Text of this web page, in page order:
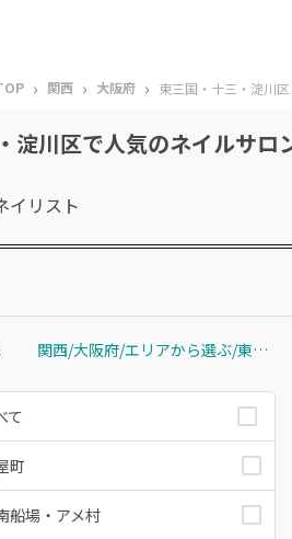
› 関西 › 大阪府 › 東三国・十三・淀川区
淀川区で人気のネイルサロ
イリスト
関西/大阪府/エリアから選ぶ/東三国・十三・淀川区
て
町
船場・アメ村